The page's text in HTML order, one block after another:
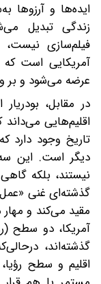
ایده‌ها و آرزوها
زندگی تبدیل
فیلم‌سازی
آمریکایی است
عرضه می‌شود و بر
در مقابل،
اقلیم‌هایی
تاریخ وجود دارد
دیگر است. این
نیستند، بلکه
گذشته‌ای غنی
مقید می‌کند و مهار
آمریکا، دو سطح
گذشته‌اند،
اقلیم و سطح